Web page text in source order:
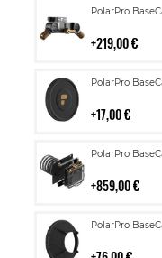
PolarPro
219,00 €
Lisää
PolarPro
17,00 €
Lisää
PolarPro
859,00 €
Lisää
PolarPro
Lisää